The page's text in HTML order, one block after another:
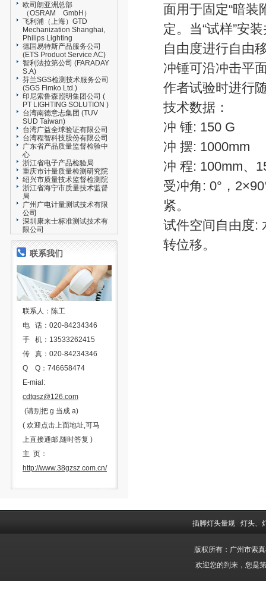
欧司朗亚洲总部
（OSRAM GmbH）
飞利浦（上海）GTD
Mechanization Shanghai,
Philips Lighting
德国易特斯产品服务公司
(ETS Produot Service AC)
智利法拉第公司 (FARADAY
S.A)
芬兰SGS检测技术服务公司
(SGS Fimko Ltd.)
印尼索鲁森照明集团公司 (
PT LIGHTING SOLUTION )
台湾南德意忐集团 (TUV
SUD Taiwan)
台湾广益全球验证有限公司
台湾程智科技股份有限公司
广东省产品质量监督检验中
心
浙江省电子产品检验局
重庆市计量质量检测研究院
绍兴市质量技术监督检测院
浙江省海宁市质量技术监督
局
广州广电计量测试技术有限
公司
深圳康来士标准测试技术有
限公司
联系我们
联系人：陈工
电 话：020-84234346
手 机：13533262415
传 真：020-84234346
Q Q：746658474
E-mial:
cdtgsz@126.com
(请别把 g 当成 a)
( 欢迎点击上面地址,可马
上直接通邮,随时答复 )
主 页：
http://www.38gzsz.com.cn/
面用于固定“暗装
定。当“试样”安
自由度进行自由
冲锤可沿冲击平
作者试验时进行
技术数据：
冲 锤: 150 G
冲 摆: 1000mm
冲 程: 100mm、
受冲角: 0°，
紧。
试件空间自由度:
转位移。
插脚灯头量规 灯头、
版权所有：广州市索
欢迎您的到来，您是第